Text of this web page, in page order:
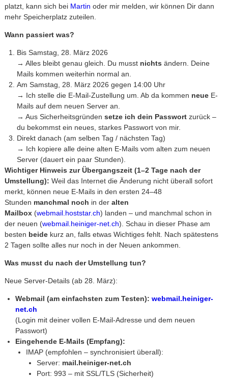
platzt, kann sich bei Martin oder mir melden, wir können Dir dann
mehr Speicherplatz zuteilen.
Wann passiert was?
Bis Samstag, 28. März 2026
→ Alles bleibt genau gleich. Du musst nichts ändern. Deine
Mails kommen weiterhin normal an.
Am Samstag, 28. März 2026 gegen 14:00 Uhr
→ Ich stelle die E-Mail-Zustellung um. Ab da kommen neue E-
Mails auf dem neuen Server an.
→ Aus Sicherheitsgründensetze ich dein Passwort zurück –
du bekommst ein neues, starkes Passwort von mir.
Direkt danach (am selben Tag / nächsten Tag)
→ Ich kopiere alle deine alten E-Mails vom alten zum neuen
Server (dauert ein paar Stunden).
Wichtiger Hinweis zur Übergangszeit (1–2 Tage nach der
Umstellung): Weil das Internet die Änderung nicht überall sofort
merkt, können neue E-Mails in den ersten 24–48
Stunden manchmal noch in der alten
Mailbox(webmail.hoststar.ch) landen – und manchmal schon in
der neuen (webmail.heiniger-net.ch). Schau in dieser Phase am
besten beidekurz an, falls etwas Wichtiges fehlt. Nach spätestens
2 Tagen sollte alles nur noch in der Neuen ankommen.
Was musst du nach der Umstellung tun?
Neue Server-Details (ab 28. März):
Webmail (am einfachsten zum Testen): webmail.heiniger-
net.ch
(Login mit deiner vollen E-Mail-Adresse und dem neuen
Passwort)
Eingehende E-Mails (Empfang):
IMAP (empfohlen – synchronisiert überall):
Server: mail.heiniger-net.ch
Port: 993 – mit SSL/TLS (Sicherheit)